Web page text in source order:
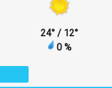
24° / 12°
0 %